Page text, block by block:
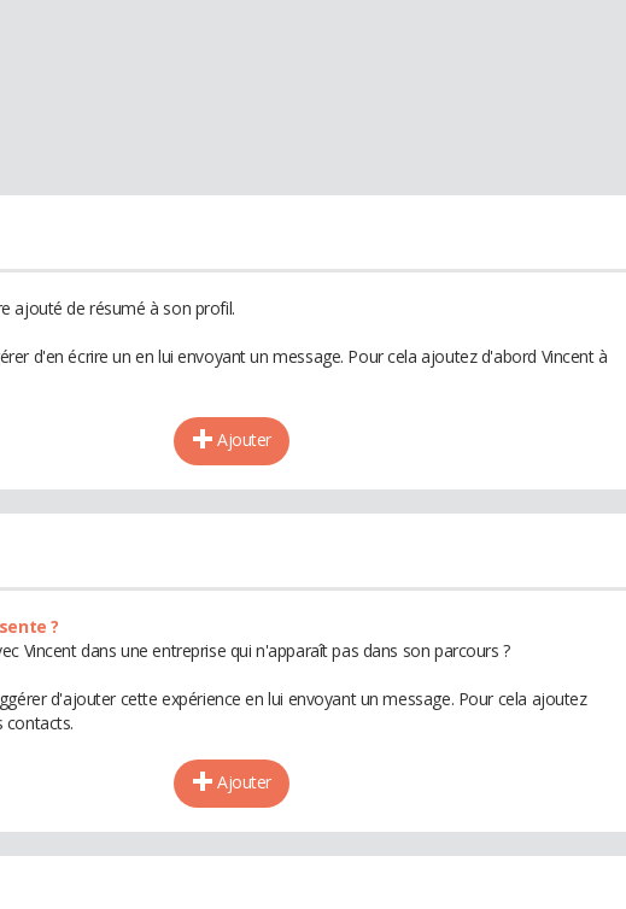
ajouté de résumé à son profil.
d'en écrire un en lui envoyant un message. Pour cela ajoutez d'abord Vincent à
Ajouter
?
Vincent dans une entreprise qui n'apparaît pas dans son parcours ?
d'ajouter cette expérience en lui envoyant un message. Pour cela ajoutez
contacts.
Ajouter